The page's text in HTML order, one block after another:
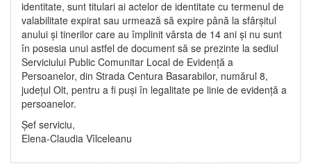
identitate, sunt titulari ai actelor de identitate cu termenul de
valabilitate expirat sau urmează să expire până la sfârșitul
anului și tinerilor care au împlinit vârsta de 14 ani și nu sunt
în posesia unui astfel de document să se prezinte la sediul
Serviciului Public Comunitar Local de Evidență a
Persoanelor, din Strada Centura Basarabilor, numărul 8,
județul Olt, pentru a fi puși în legalitate pe linie de evidență a
persoanelor.
Șef serviciu,
Elena-Claudia Vîlceleanu